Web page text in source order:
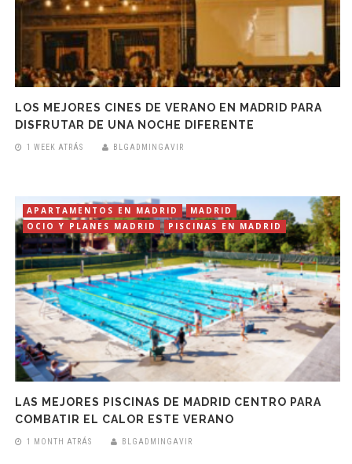
LOS MEJORES CINES DE VERANO EN MADRID PARA
DISFRUTAR DE UNA NOCHE DIFERENTE
1 WEEK ATRÁS BLGADMINGAVIR
APARTAMENTOS EN MADRID
MADRID
OCIO Y PLANES MADRID
PISCINAS EN MADRID
LAS MEJORES PISCINAS DE MADRID CENTRO PARA
COMBATIR EL CALOR ESTE VERANO
1 MONTH ATRÁS BLGADMINGAVIR